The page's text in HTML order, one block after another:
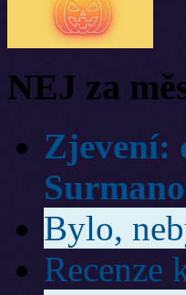
NEJ za
Zjevení:
Bylo,
Recenze